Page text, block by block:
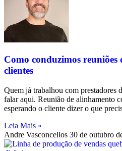
Como conduzimos reuniões
clientes
Quem já trabalhou com prestadores
falar aqui. Reunião de alinhamento
esperando o cliente dizer o que
Leia Mais »
Andre Vasconcellos 30 de outubro